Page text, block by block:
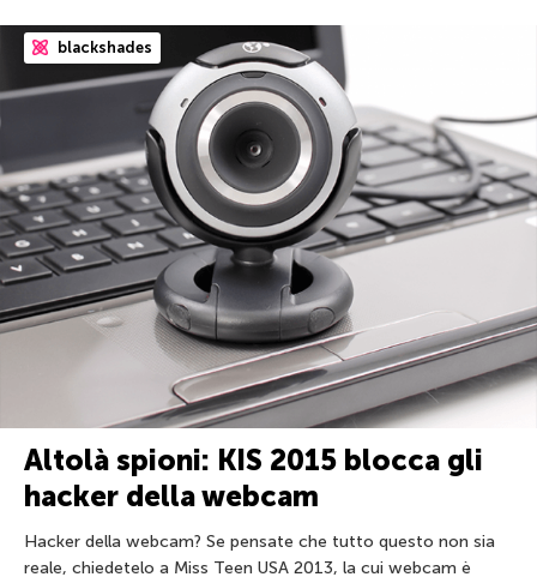
blackshades
Altolà spioni: KIS 2015 blocca gli
hacker della webcam
Hacker della webcam? Se pensate che tutto questo non sia
reale, chiedetelo a Miss Teen USA 2013, la cui webcam è